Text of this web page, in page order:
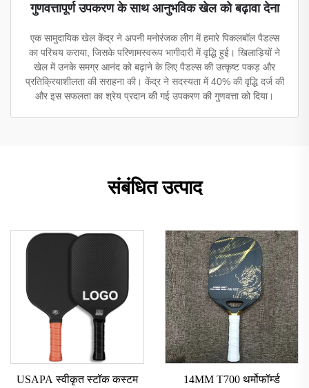
गुणवत्तापूर्ण उपकरण के साथ आनुभविक खेल को बढ़ावा देना
एक सामुदायिक खेल केंद्र ने अपनी मनोरंजक लीग में हमारे पिकलबॉल पैडल्स
का परिचय कराया, जिसके परिणामस्वरूप भागीदारी में वृद्धि हुई। खिलाड़ियों ने
खेल में उनके समग्र आनंद को बढ़ाने के लिए पैडल्स की उत्कृष्ट पकड़ और
प्रतिक्रियाशीलता की सराहना की। केंद्र ने सदस्यता में 40% की वृद्धि दर्ज की
और इस सफलता का श्रेय प्रदान की गई उपकरण की गुणवत्ता को दिया।
संबंधित उत्पाद
USAPA स्वीकृत स्टॉक कस्टम
14MM T700 थर्मोफॉर्म्ड